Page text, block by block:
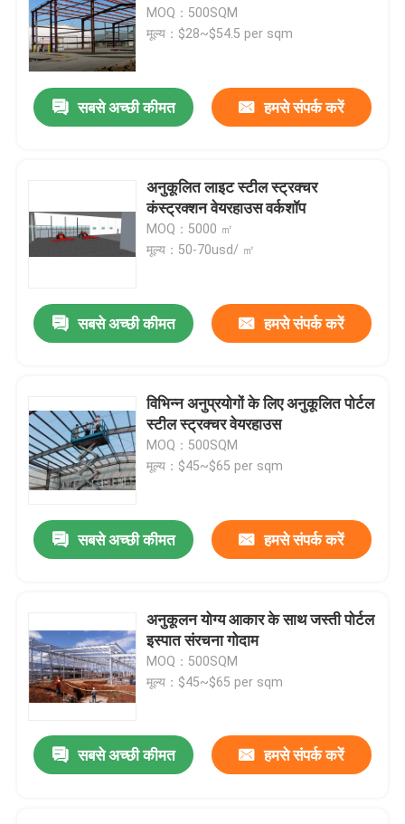
हल्के इस्पात संरचना
प्रीफैब्रिकेटेड स्टील बिल्डिंग
इस्पात संरचना मंच
इस्पात संरचना फार्म
वाणिज्यिक स्टील फ्रेम बिल्डिंग
इस्पात संरचना स्टेडियम
स्टील स्ट्रक्चर ब्रिज
फोल्डेबल कंटेनर हाउस
फिल्म से ढका ग्रीनहाउस
फिल्म से ढका ग्रीनहाउस
MOQ：500SQM
मूल्य：$28~$54.5 per sqm
सबसे अच्छी कीमत हमसे संपर्क करें
अनुकूलित लाइट स्टील स्ट्रक्चर
कंस्ट्रक्शन वेयरहाउस वर्कशॉप
MOQ：5000 ㎡
मूल्य：50-70usd/ ㎡
सबसे अच्छी कीमत हमसे संपर्क करें
विभिन्न अनुप्रयोगों के लिए अनुकूलित पोर्टल
स्टील स्ट्रक्चर वेयरहाउस
MOQ：500SQM
मूल्य：$45~$65 per sqm
सबसे अच्छी कीमत हमसे संपर्क करें
अनुकूलन योग्य आकार के साथ जस्ती पोर्टल
इस्पात संरचना गोदाम
MOQ：500SQM
मूल्य：$45~$65 per sqm
सबसे अच्छी कीमत हमसे संपर्क करें